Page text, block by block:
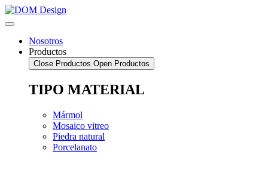
Saltar
al
Nosotros
Productos
Close Productos Open Productos
TIPO MATERIAL
Mármol
Mosaico vitreo
Piedra natural
Porcelanato